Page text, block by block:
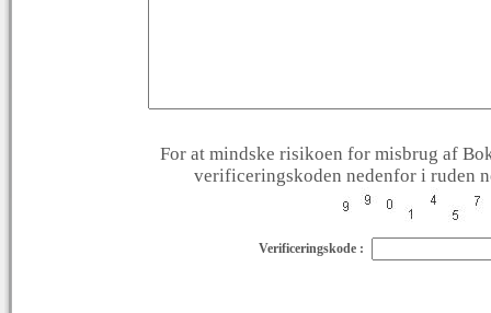
For at mindske risikoen for misbrug af
verificeringskoden nedenfor i ruden
Verificeringskode :